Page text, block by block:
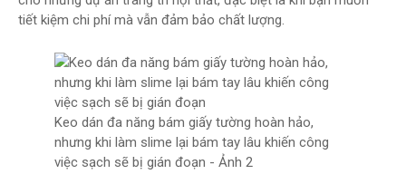
tiết kiệm chi phí mà vẫn đảm bảo chất lượng.
Keo dán đa năng bám giấy tường hoàn hảo,
nhưng khi làm slime lại bám tay lâu khiến công
việc sạch sẽ bị gián đoạn - Ảnh 2